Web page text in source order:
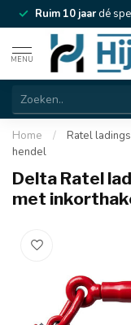
Ruim 10 jaardé
MENU
Home /
Ratel
hendel
Delta Ratel
met